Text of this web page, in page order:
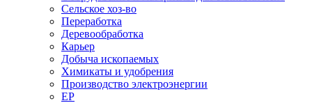
Сельское хоз-во
Переработка
Деревообработка
Карьер
Добыча ископаемых
Химикаты и удобрения
Производство электроэнергии
EP